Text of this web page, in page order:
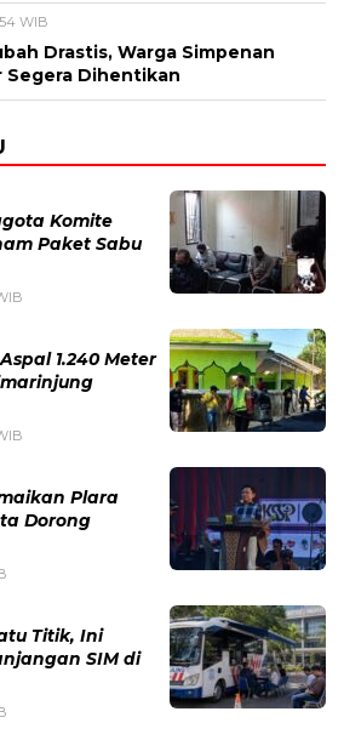
WIB
Drastis, Warga Simpenan
Segera Dihentikan
Komite
Paket Sabu
1.240 Meter
Plara
Dorong
Titik, Ini
SIM di